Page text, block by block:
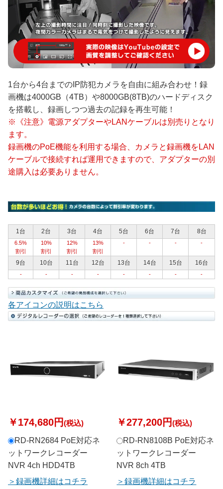
1台から4台までのIP防犯カメラを自由に組み合わせ！録
画機は4000GB（4TB）や8000GB(8TB)のハードディスク
を搭載し、録画しつつ過去の記録を再生可能！
※《注意》電源アダプターやLANケーブルは別売りとなり
ます。
録画機のPoE機能を利用する場合、カメラと録画機をLAN
ケーブルで接続すれば運用できますので、アダプターの別
途購入は必要ありません。
1台 2台 3台 4台 5台 6台 7台 8台
6.5%
割引
10%
割引
12%
割引
13%
割引
- - - -
9台 10台 11台 12台 13台 14台 15台 16台
- - - - - - - -
各アイコンの説明はこちら
￥174,680円(税込)
RD-RN2684 PoE対応ネ
ットワークレコーダー
NVR 4ch HDD4TB
録画機詳細はコチラ
￥277,200円(税込)
RD-RN8108B PoE対応ネ
ットワークレコーダー
NVR 8ch 4TB
録画機詳細はコチラ